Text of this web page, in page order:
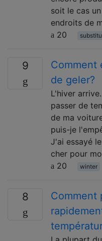
soit le cas
endroits de
20
9
Comment
de geler?
L'hiver
passer de
de ma
puis-je
J'ai essayé
cher pour
20
winter
8
Comment